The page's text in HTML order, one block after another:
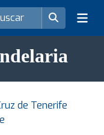
de Tenerife